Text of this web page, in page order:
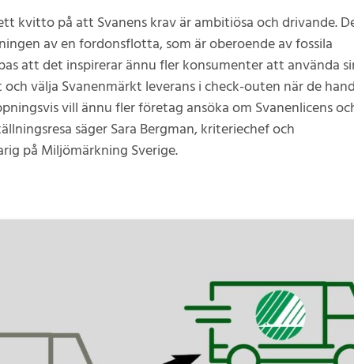
kvitto på att Svanens krav är ambitiösa och drivande.
av en fordonsflotta, som är oberoende av fossila
att det inspirerar ännu fler konsumenter att använda
välja Svanenmärkt leverans i check-outen när de
vill ännu fler företag ansöka om Svanenlicens
säger Sara Bergman, kriteriechef och
på Miljömärkning Sverige.